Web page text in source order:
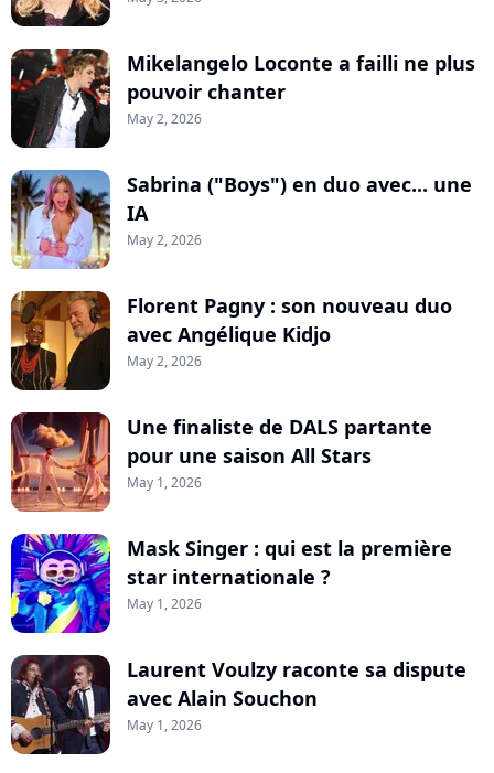
Mikelangelo Loconte a failli ne plus
pouvoir chanter
May 2, 2026
Sabrina ("Boys") en duo avec... une
IA
May 2, 2026
Florent Pagny : son nouveau duo
avec Angélique Kidjo
May 2, 2026
Une finaliste de DALS partante
pour une saison All Stars
May 1, 2026
Mask Singer : qui est la première
star internationale ?
May 1, 2026
Laurent Voulzy raconte sa dispute
avec Alain Souchon
May 1, 2026